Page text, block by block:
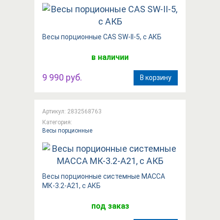
Весы порционные CAS SW-II-5, с АКБ
в наличии
9 990 руб. В корзину
Артикул: 2832568763
Категория:
Весы порционные
Весы порционные системные МАССА
МК-3.2-А21, с АКБ
под заказ